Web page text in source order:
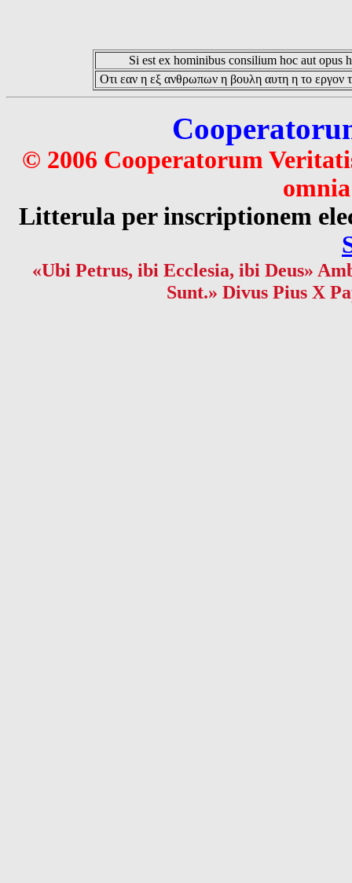
Si est ex hominibus consilium hoc aut opus
Οτι εαν η εξ ανθρωπων η βουλη αυτη η το εργον
© 2006 Cooperatorum
Litterula per inscriptionem
«Ubi Petrus, ibi Ecclesia, ibi Deus»
Sunt.» Divus Pius X